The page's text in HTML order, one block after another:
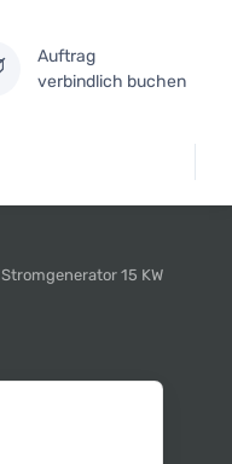
Auftrag
verbindlich buchen
Stromgenerator 15 KW